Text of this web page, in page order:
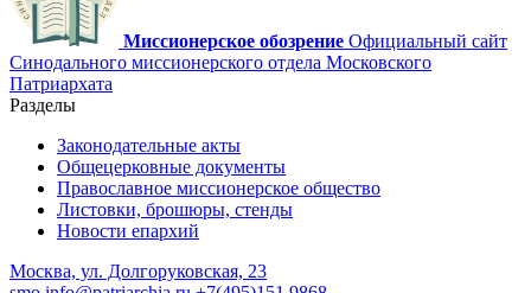
Миссионерское обозрение Официальный сайт
Синодального миссионерского отдела Московского
Патриархата
Разделы
Законодательные акты
Общецерковные документы
Православное миссионерское общество
Листовки, брошюры, стенды
Новости епархий
Москва, ул. Долгоруковская, 23